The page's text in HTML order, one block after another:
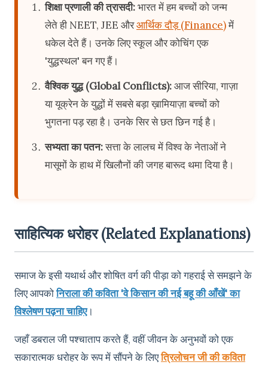
शिक्षा प्रणाली की त्रासदी:भारत में हम बच्चों को जन्म
लेते ही NEET, JEE औरआर्थिक दौड़ (Finance)में
धकेल देते हैं। उनके लिए स्कूल और कोचिंग एक
'युद्धस्थल' बन गए हैं।
वैश्विक युद्ध (Global Conflicts):आज सीरिया, गाज़ा
या यूक्रेन के युद्धों में सबसे बड़ा ख़ामियाज़ा बच्चों को
भुगतना पड़ रहा है। उनके सिर से छत छिन गई है।
सभ्यता का पतन:सत्ता के लालच में विश्व के नेताओं ने
मासूमों के हाथ में खिलौनों की जगह बारूद थमा दिया है।
साहित्यिक धरोहर (Related Explanations)
समाज के इसी यथार्थ और शोषित वर्ग की पीड़ा को गहराई से समझने के
लिए आपकोनिराला की कविता 'वे किसान की नई बहू की आँखें' का
विश्लेषण पढ़ना चाहिए।
जहाँ डबराल जी पश्चाताप करते हैं, वहीं जीवन के अनुभवों को एक
सकारात्मक धरोहर के रूप में सौंपने के लिएत्रिलोचन जी की कविता